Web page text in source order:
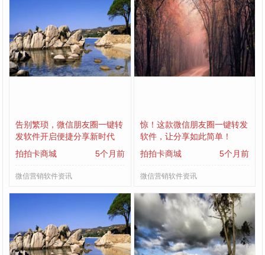
告别繁琐，微信朋友圈一键转
发软件开启便捷分享新时代
拍拍卡商城
5个月前
微信营销软件资讯
惊！这款微信朋友圈一键转发
软件，让分享如此简单！
拍拍卡商城
5个月前
微信营销软件资讯